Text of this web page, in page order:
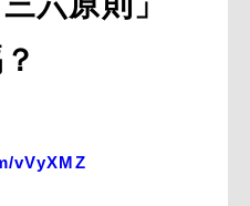
vVyXMZ